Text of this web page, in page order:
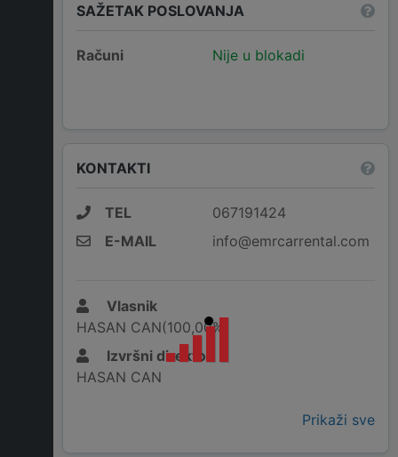
SAŽETAK POSLOVANJA
Računi Nije u blokadi
KONTAKTI
TEL
067191424
E-MAIL
info@emrcarrental.com
Vlasnik
HASAN CAN(100,00%)
Izvršni direktor
HASAN CAN
Prikaži sve